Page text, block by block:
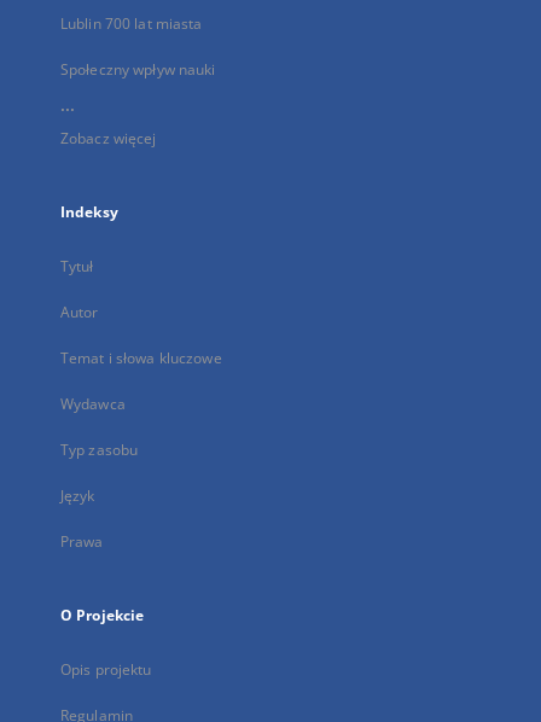
Lublin 700 lat miasta
Społeczny wpływ nauki
...
Zobacz więcej
Indeksy
Tytuł
Autor
Temat i słowa kluczowe
Wydawca
Typ zasobu
Język
Prawa
O Projekcie
Opis projektu
Regulamin